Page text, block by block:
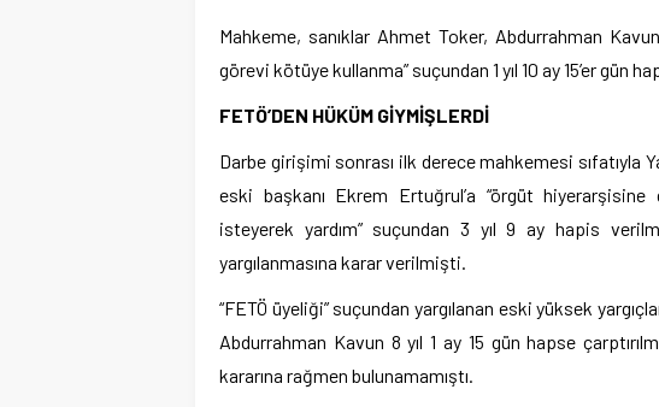
Mahkeme, sanıklar Ahmet Toker, Abdurrahman
görevi kötüye kullanma” suçundan 1 yıl 10 ay 15’er gün
FETÖ’DEN HÜKÜM GİYMİŞLERDİ
Darbe girişimi sonrası ilk derece mahkemesi sıfatıyla
eski başkanı Ekrem Ertuğrul’a “örgüt
isteyerek yardım” suçundan 3 yıl 9 ay hapis
yargılanmasına karar verilmişti.
“FETÖ üyeliği” suçundan yargılanan eski yüksek
Abdurrahman Kavun 8 yıl 1 ay 15 gün hapse
kararına rağmen bulunamamıştı.